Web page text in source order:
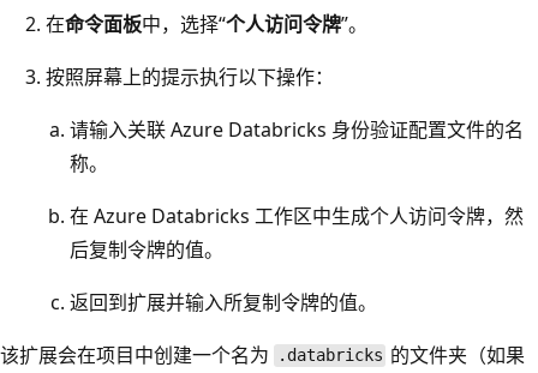
在命令面板中，选择“个人访问令牌”。
按照屏幕上的提示执行以下操作：
请输入关联 Azure Databricks 身份验证配置文件的名
称。
在 Azure Databricks 工作区中生成个人访问令牌，然
后复制令牌的值。
返回到扩展并输入所复制令牌的值。
该扩展会在项目中创建一个名为
.databricks 的文件夹（如果